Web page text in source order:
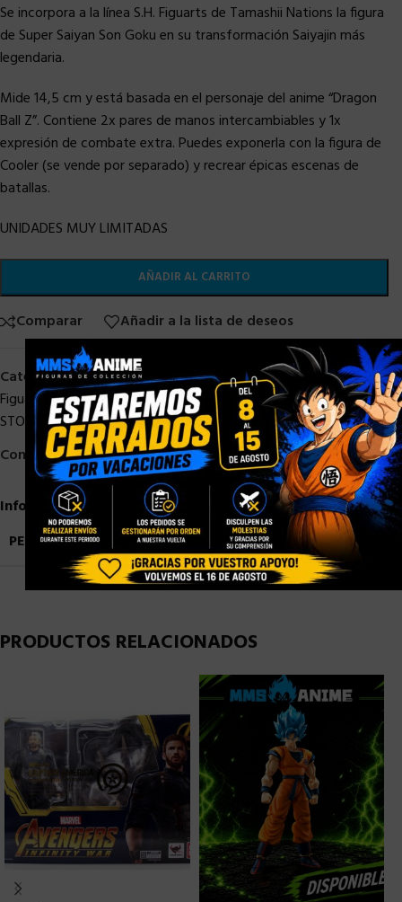
Se incorpora a la línea S.H. Figuarts de Tamashii Nations la figura
de Super Saiyan Son Goku en su transformación Saiyajin más
legendaria.
Mide 14,5 cm y está basada en el personaje del anime “Dragon
Ball Z”. Contiene 2x pares de manos intercambiables y 1x
expresión de combate extra. Puedes exponerla con la figura de
Cooler (se vende por separado) y recrear épicas escenas de
batallas.
UNIDADES MUY LIMITADAS
AÑADIR AL CARRITO
Comparar Añadir a la lista de deseos
Categorías:Bandai,DRAGON BALL,DRAGON BALL STOCK,S. H.
Figuarts,SH Figuarts Dragon Ball, SHF DRAGON BALL,
STOCK/DISPONIBLE
Compartir:
Información adicional
PESO
0,9 kg
PRODUCTOS RELACIONADOS
×